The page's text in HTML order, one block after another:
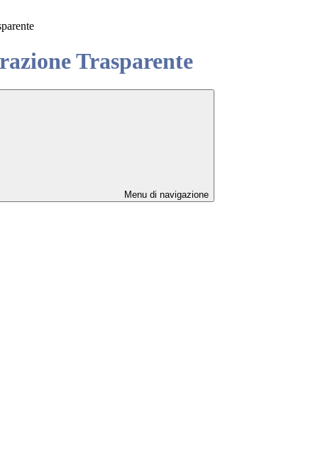
Trasparente
Menu di navigazione